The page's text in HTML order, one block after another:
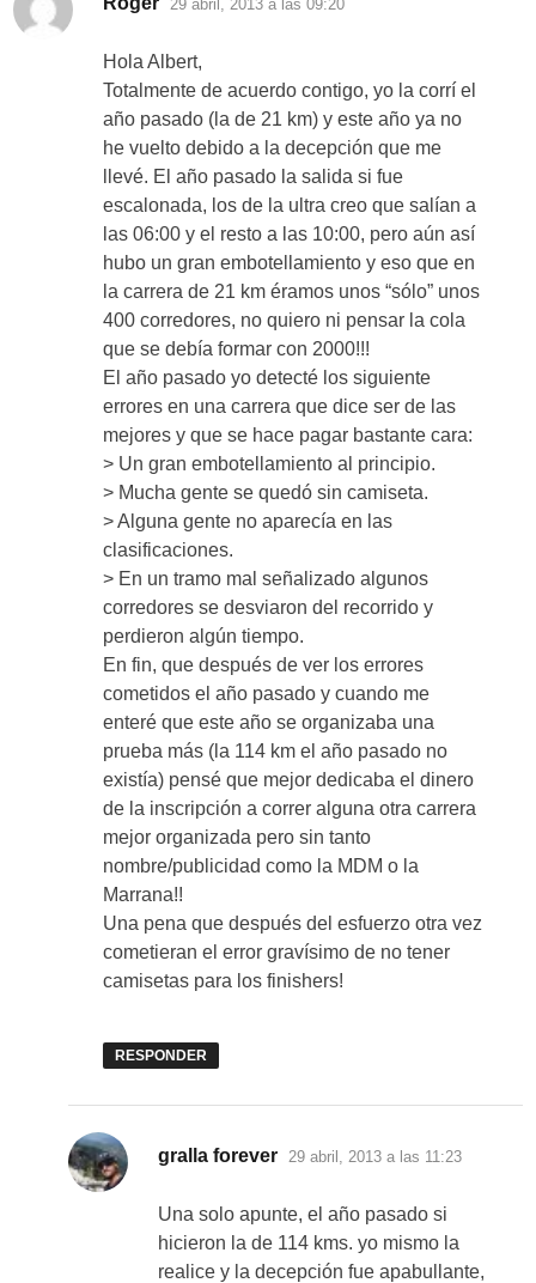
29 abril, 2013 a las 09:20
Hola Albert,
Totalmente de acuerdo contigo, yo la corrí el
año pasado (la de 21 km) y este año ya no
he vuelto debido a la decepción que me
llevé. El año pasado la salida si fue
escalonada, los de la ultra creo que salían a
las 06:00 y el resto a las 10:00, pero aún así
hubo un gran embotellamiento y eso que en
la carrera de 21 km éramos unos “sólo” unos
400 corredores, no quiero ni pensar la cola
que se debía formar con 2000!!!
El año pasado yo detecté los siguiente
errores en una carrera que dice ser de las
mejores y que se hace pagar bastante cara:
> Un gran embotellamiento al principio.
> Mucha gente se quedó sin camiseta.
> Alguna gente no aparecía en las
clasificaciones.
> En un tramo mal señalizado algunos
corredores se desviaron del recorrido y
perdieron algún tiempo.
En fin, que después de ver los errores
cometidos el año pasado y cuando me
enteré que este año se organizaba una
prueba más (la 114 km el año pasado no
existía) pensé que mejor dedicaba el dinero
de la inscripción a correr alguna otra carrera
mejor organizada pero sin tanto
nombre/publicidad como la MDM o la
Marrana!!
Una pena que después del esfuerzo otra vez
cometieran el error gravísimo de no tener
camisetas para los finishers!
RESPONDER
gralla forever dice:
29 abril, 2013 a las 11:23
Una solo apunte, el año pasado si
hicieron la de 114 kms. yo mismo la
realice y la decepción fue apabullante,